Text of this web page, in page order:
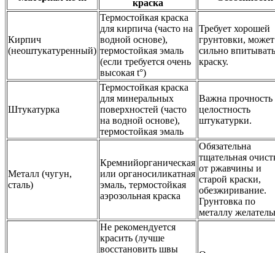
краска
Кирпич
(неоштукатуренный)
Термостойкая краска
для кирпича (часто на
водной основе),
термостойкая эмаль
(если требуется очень
высокая t°)
Требует хорошей
грунтовки, может
сильно впитывать
краску.
Штукатурка
Термостойкая краска
для минеральных
поверхностей (часто
на водной основе),
термостойкая эмаль
Важна прочность
целостность
штукатурки.
Металл (чугун,
сталь)
Кремнийорганическая
или органосиликатная
эмаль, термостойкая
аэрозольная краска
Обязательна
тщательная
от ржавчины и
старой краски,
обезжиривание.
Грунтовка по
металлу
Не рекомендуется
красить (лучше
восстановить швы